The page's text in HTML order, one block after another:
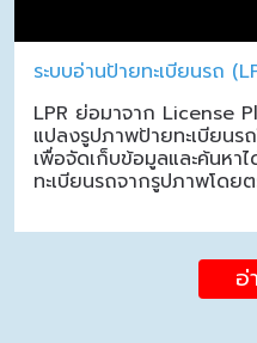
ระบบอ่านป้ายทะเบียนรถ
LPR ย่อมาจาก License
แปลงรูปภาพป้ายทะเบียนร
เพื่อจัดเก็บข้อมูลและค้นหา
ทะเบียนรถจากรูปภาพโดย
อ่